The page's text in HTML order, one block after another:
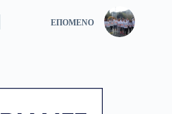
ΕΠΌΜΕΝΟ